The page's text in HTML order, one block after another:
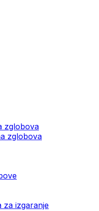
zglobova
zglobova
za izgaranje